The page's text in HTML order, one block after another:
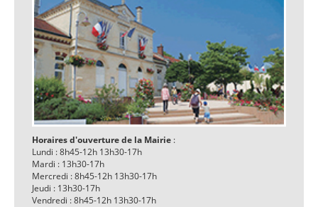
Horaires d'ouverture de la Mairie :
Lundi : 8h45-12h 13h30-17h
Mardi : 13h30-17h
Mercredi : 8h45-12h 13h30-17h
Jeudi : 13h30-17h
Vendredi : 8h45-12h 13h30-17h